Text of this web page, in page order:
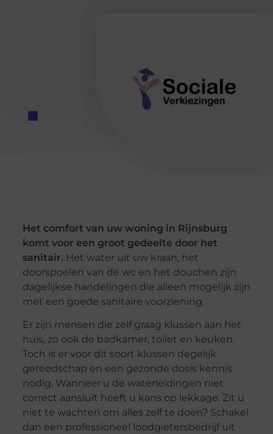
Het comfort van uw woning in Rijnsburg
komt voor een groot gedeelte door het
sanitair. Het water uit uw kraan, het
doorspoelen van de wc en het douchen zijn
dagelijkse handelingen die alleen mogelijk zijn
met een goede sanitaire voorziening.
Er zijn mensen die zelf graag klussen aan het
huis, zo ook de badkamer, toilet en keuken.
Toch is er voor dit soort klussen degelijk
gereedschap en een gezonde dosis kennis
nodig. Wanneer u de waterleidingen niet
correct aansluit heeft u kans op lekkage. Zit u
niet te wachten om alles zelf te doen? Schakel
dan een professioneel loodgietersbedrijf uit